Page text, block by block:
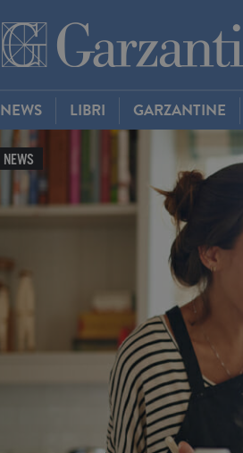
NEWS LIBRI GARZANTINE
NEWS